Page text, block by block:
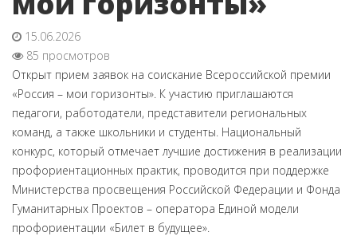
15.06.2026
85 просмотров
Открыт прием заявок на соискание Всероссийской премии
«Россия – мои горизонты». К участию приглашаются
педагоги, работодатели, представители региональных
команд, а также школьники и студенты. Национальный
конкурс, который отмечает лучшие достижения в реализации
профориентационных практик, проводится при поддержке
Министерства просвещения Российской Федерации и Фонда
Гуманитарных Проектов – оператора Единой модели
профориентации «Билет в будущее».